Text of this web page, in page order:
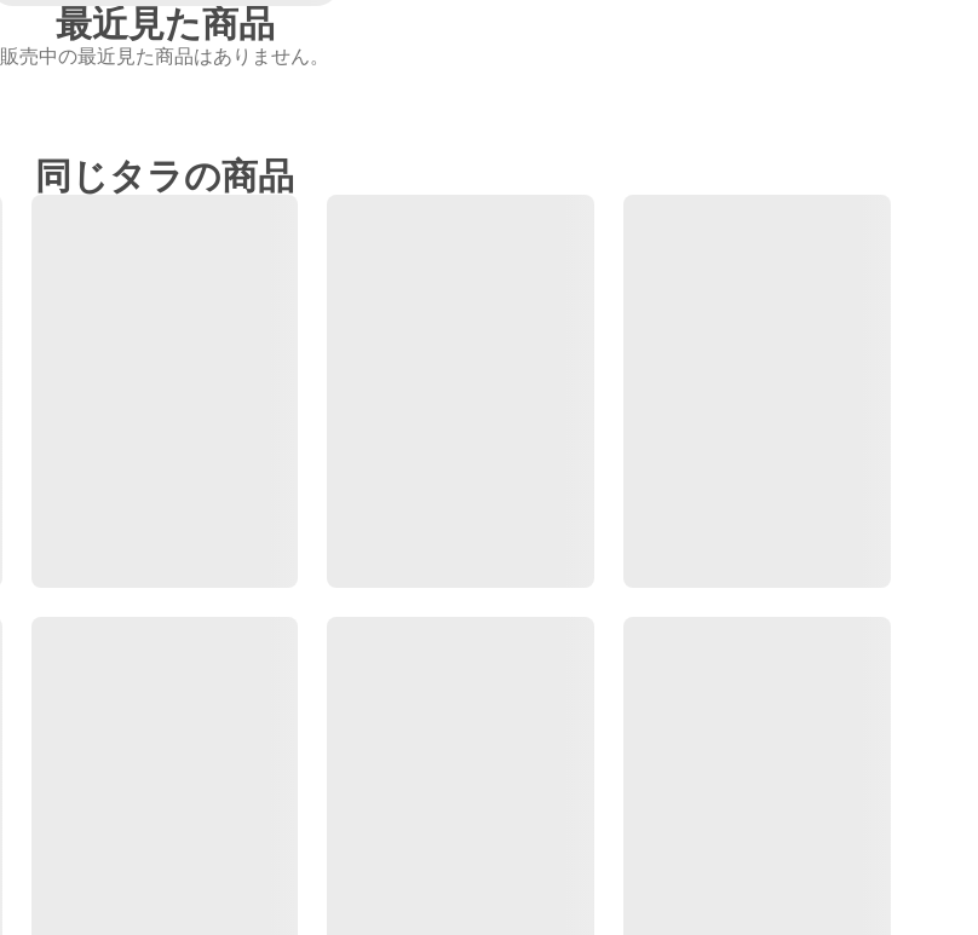
最近見た商品
販売中の最近見た商品はありません。
同じタラの商品